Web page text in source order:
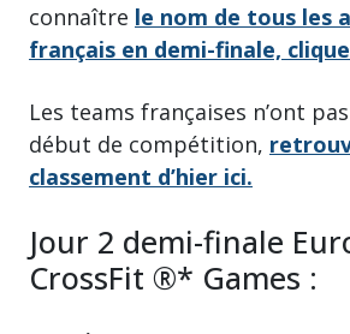
connaître le nom de tous les
français en demi-finale,
Les teams françaises n’ont
début de compétition,
classement d’hier ici.
Jour 2 demi-finale
CrossFit ®* Games :